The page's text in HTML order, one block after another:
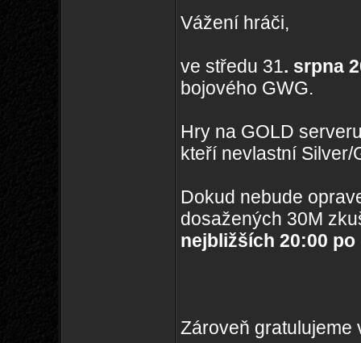
Vážení hráči,
ve středu 31. srpna
bojového GWG.
Hry na GOLD
kteří nevlastní Silver/
Dokud nebude
dosažených 30M
nejbližších 20:00
Zároveň gratulujeme